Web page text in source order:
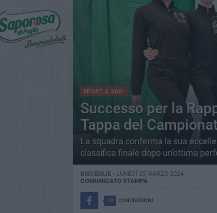
SPORT A 360°
Successo per la
Tappa del
La squadra conferma la sua
classifica finale dopo un'ottima
BISCEGLIE - LUNEDÌ 25 MARZO 2024
COMUNICATO STAMPA
10 CONDIVISIONI